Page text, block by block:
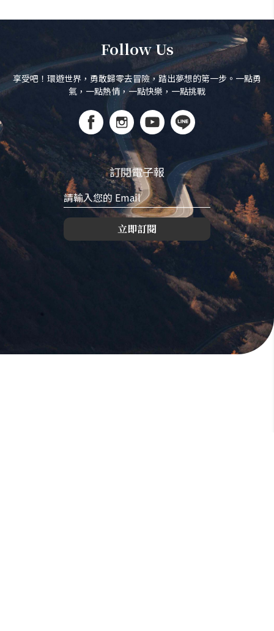
Follow Us
享受吧！環遊世界，勇敢歸零去冒險，踏出夢想的第一步。一點勇
氣，一點熱情，一點快樂，一點挑戰
訂閱電子報
立即訂閱